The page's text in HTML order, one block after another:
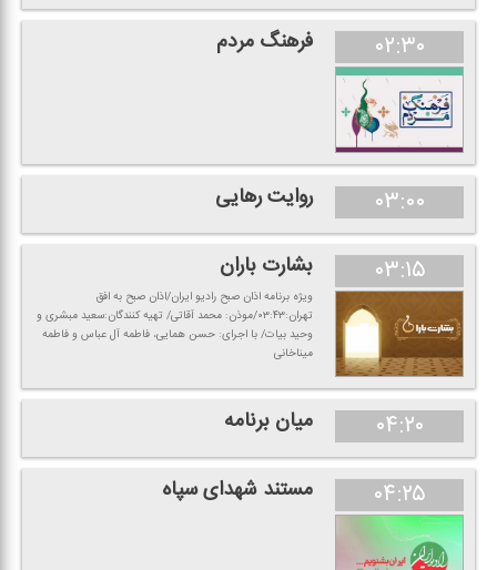
۰۲:۳۰ فرهنگ مردم
۰۳:۰۰ روایت رهایی
۰۳:۱۵ بشارت باران
ویژه برنامه اذان صبح رادیو ایران/اذان صبح به افق
تهران:۰۳:۴۳/موذن: محمد آقاتی/ تهیه كنندگان:سعید مبشری و
وحید بیات/ با اجرای: حسن همایی، فاطمه آل عباس و فاطمه
میناخانی
۰۴:۲۰ میان برنامه
۰۴:۲۵ مستند شهدای سپاه